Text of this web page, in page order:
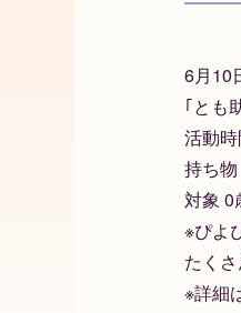
6月10
｢とも
活動
持ち
対象 0
※ぴよ
たく
※詳細